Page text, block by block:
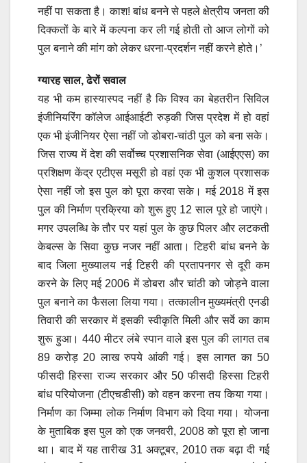
नहीं पा सकता है। काश! बांध बनने से पहले क्षेत्रीय जनता की
दिक्कतों के बारे में कल्पना कर ली गई होती तो आज लोगों को
पुल बनाने की मांग को लेकर धरना-प्रदर्शन नहीं करने होते।’
ग्यारह साल, ढेरों सवाल
यह भी कम हास्यास्पद नहीं है कि विश्व का बेहतरीन सिविल
इंजीनियरिंग कॉलेज आईआईटी रुड़की जिस प्रदेश में हो वहां
एक भी इंजीनियर ऐसा नहीं जो डोबरा-चांठी पुल को बना सके।
जिस राज्य में देश की सर्वोच्च प्रशासनिक सेवा (आईएएस) का
प्रशिक्षण केंद्र एटीएस मसूरी हो वहां एक भी कुशल प्रशासक
ऐसा नहीं जो इस पुल को पूरा करवा सके। मई 2018 में इस
पुल की निर्माण प्रक्रिया को शुरू हुए 12 साल पूरे हो जाएंगे।
मगर उपलब्धि के तौर पर यहां पुल के कुछ पिलर और लटकती
केबल्स के सिवा कुछ नजर नहीं आता। टिहरी बांध बनने के
बाद जिला मुख्यालय नई टिहरी की प्रतापनगर से दूरी कम
करने के लिए मई 2006 में डोबरा और चांठी को जोड़ने वाला
पुल बनाने का फैसला लिया गया। तत्कालीन मुख्यमंत्री एनडी
तिवारी की सरकार में इसकी स्वीकृति मिली और सर्वे का काम
शुरू हुआ। 440 मीटर लंबे स्पान वाले इस पुल की लागत तब
89 करोड़ 20 लाख रुपये आंकी गई। इस लागत का 50
फीसदी हिस्सा राज्य सरकार और 50 फीसदी हिस्सा टिहरी
बांध परियोजना (टीएचडीसी) को वहन करना तय किया गया।
निर्माण का जिम्मा लोक निर्माण विभाग को दिया गया। योजना
के मुताबिक इस पुल को एक जनवरी, 2008 को पूरा हो जाना
था। बाद में यह तारीख 31 अक्टूबर, 2010 तक बढ़ा दी गई